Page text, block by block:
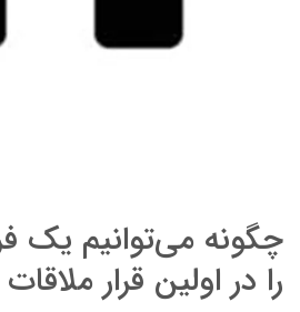
چگونه می‌توانیم یک
را در اولین قرار